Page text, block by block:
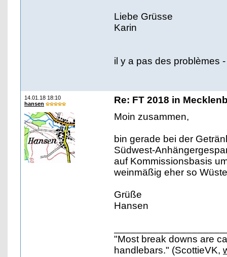
Liebe Grüsse
Karin
il y a pas des problèmes
14.01.18 18:10
hansen
Re: FT 2018 in
Moin zusammen,
bin gerade bei der
Südwest-
auf Kommissionsbasis
weinmäßig eher so
Grüße
Hansen
"Most break downs are
handlebars." (ScottieVK,